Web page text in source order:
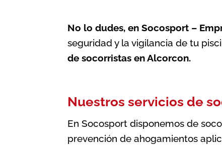
No lo dudes, en Socosport –
seguridad y la vigilancia de tu
de socorristas en Alcorcon.
Nuestros servicios de
En Socosport disponemos de
prevención de ahogamientos